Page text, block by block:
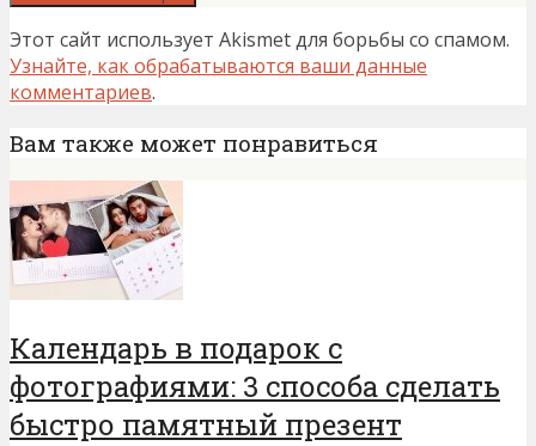
Этот сайт использует Akismet для борьбы со спамом.
Узнайте, как обрабатываются ваши данные
комментариев.
Вам также может понравиться
Календарь в подарок с
фотографиями: 3 способа сделать
быстро памятный презент